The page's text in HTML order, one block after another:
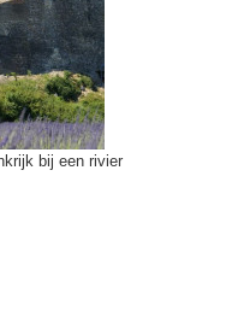
bij een rivier